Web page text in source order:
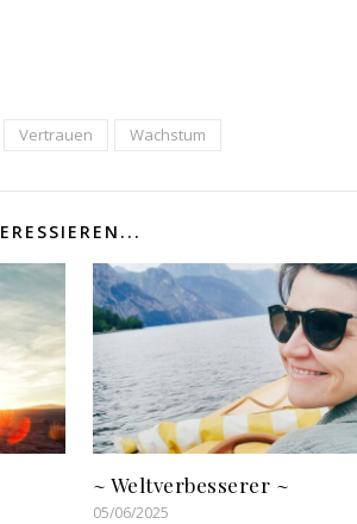
Vertrauen Wachstum
~ Weltverbesserer ~
05/06/2025